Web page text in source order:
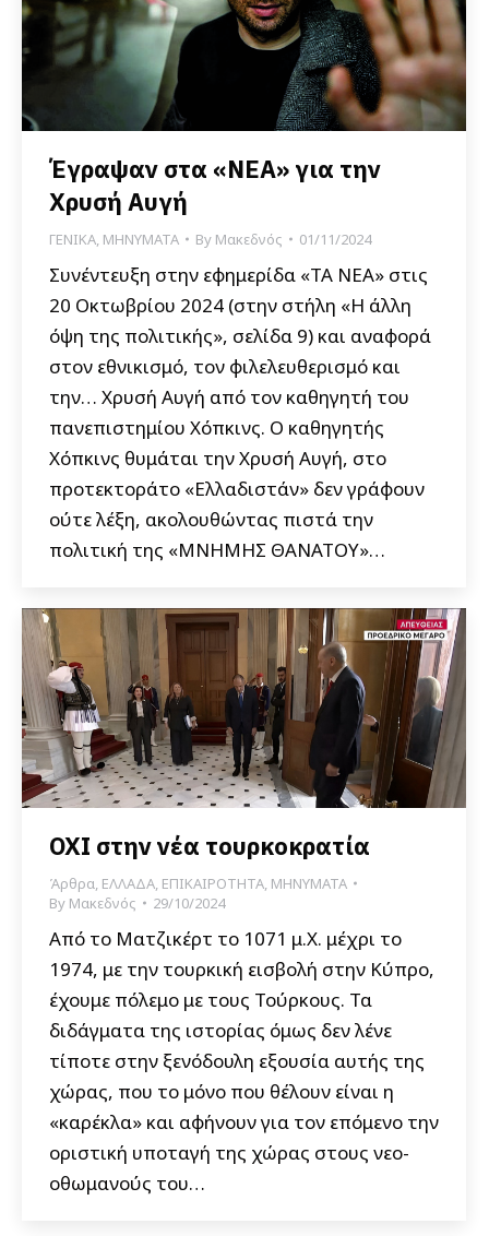
Έγραψαν στα «ΝΕΑ» για την
Χρυσή Αυγή
ΓΕΝΙΚΑ ΜΗΝΥΜΑΤΑ By Μακεδνός 01/11/2024
Συνέντευξη στην εφημερίδα «ΤΑ ΝΕΑ» στις
20 Οκτωβρίου 2024 (στην στήλη «Η άλλη
όψη της πολιτικής», σελίδα 9) και αναφορά
στον εθνικισμό, τον φιλελευθερισμό και
την… Χρυσή Αυγή από τον καθηγητή του
πανεπιστημίου Χόπκινς. Ο καθηγητής
Χόπκινς θυμάται την Χρυσή Αυγή, στο
προτεκτοράτο «Ελλαδιστάν» δεν γράφουν
ούτε λέξη, ακολουθώντας πιστά την
πολιτική της «ΜΝΗΜΗΣ ΘΑΝΑΤΟΥ»…
ΟΧΙ στην νέα τουρκοκρατία
Άρθρα, ΕΛΛΑΔΑ, ΕΠΙΚΑΙΡΟΤΗΤΑ, ΜΗΝΥΜΑΤΑ
By Μακεδνός 29/10/2024
Από το Ματζικέρτ το 1071 μ.Χ. μέχρι το
1974, με την τουρκική εισβολή στην Κύπρο,
έχουμε πόλεμο με τους Τούρκους. Τα
διδάγματα της ιστορίας όμως δεν λένε
τίποτε στην ξενόδουλη εξουσία αυτής της
χώρας, που το μόνο που θέλουν είναι η
«καρέκλα» και αφήνουν για τον επόμενο την
οριστική υποταγή της χώρας στους νεο-
οθωμανούς του…